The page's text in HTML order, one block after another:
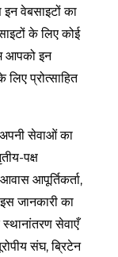
वेबसाइटों का
के लिए कोई
आपको इन
प्रोत्साहित
सेवाओं का
पक्ष
आपूर्तिकर्ता,
जानकारी का
सेवाएँ
संघ, ब्रिटेन